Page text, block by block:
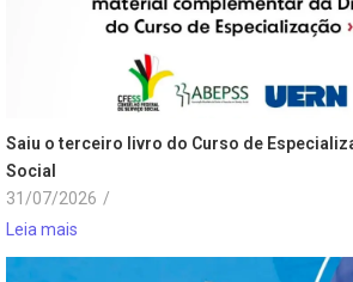
Saiu o terceiro livro do Curso de
Social
31/07/2026 /
Leia mais